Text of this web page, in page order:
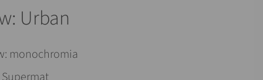
Urban
monochromia